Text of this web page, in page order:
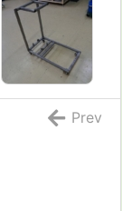
Prev